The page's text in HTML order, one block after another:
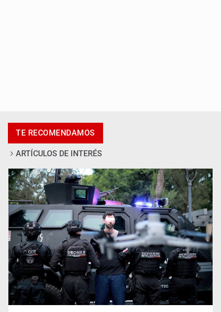
SSPC, participa en búsqueda de Ricardo Cabezas
Talavera
Al archivo la mitad de quejas contra el Siapa
TE RECOMENDAMOS
ARTÍCULOS DE INTERÉS